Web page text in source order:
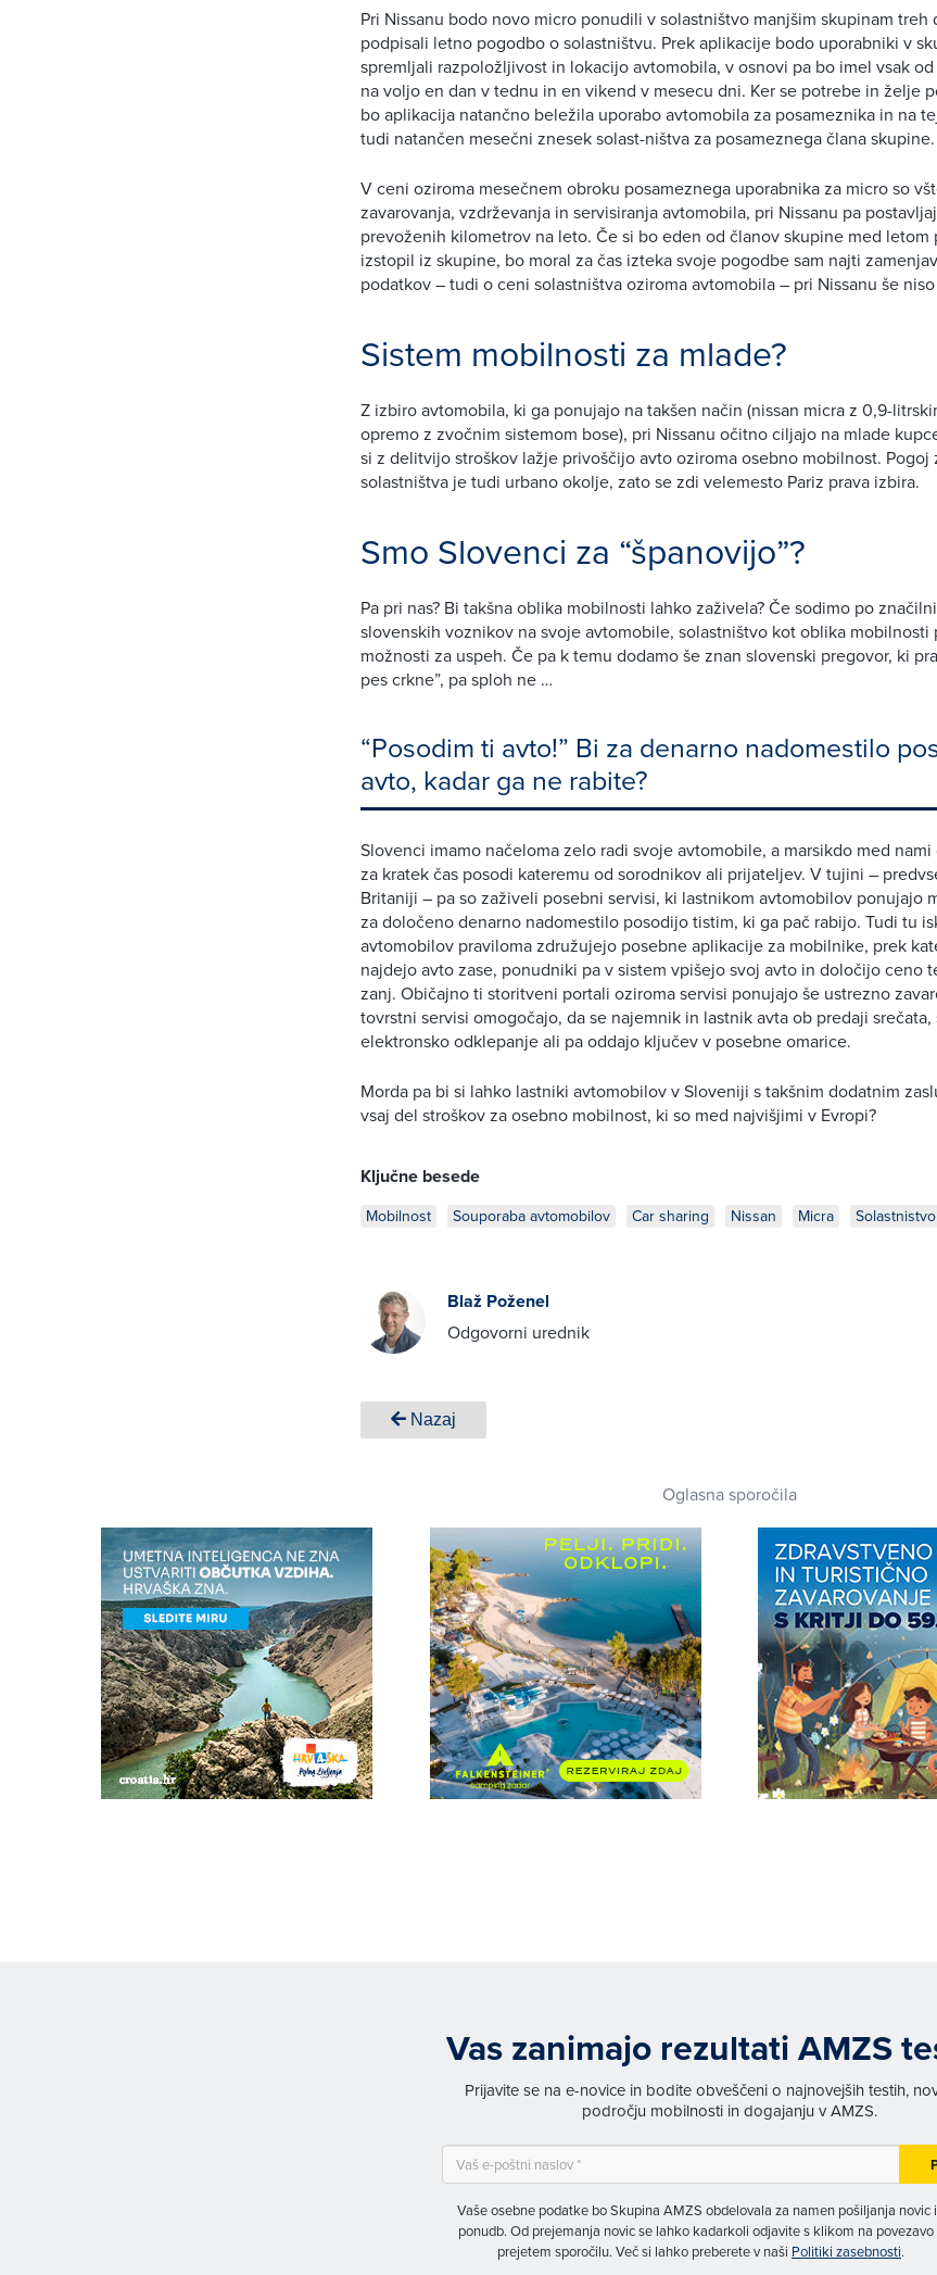
Pri Nissanu bodo novo micro ponudili v solastništvo manjšim skupinam
podpisali letno pogodbo o solastništvu. Prek aplikacije bodo uporabniki v
spremljali razpoložljivost in lokacijo avtomobila, v osnovi pa bo imel vsak
na voljo en dan v tednu in en vikend v mesecu dni. Ker se potrebe in želje
bo aplikacija natančno beležila uporabo avtomobila za posameznika in na
tudi natančen mesečni znesek solast-ništva za posameznega člana skupine.
V ceni oziroma mesečnem obroku posameznega uporabnika za micro so
zavarovanja, vzdrževanja in servisiranja avtomobila, pri Nissanu pa
prevoženih kilometrov na leto. Če si bo eden od članov skupine med letom
izstopil iz skupine, bo moral za čas izteka svoje pogodbe sam najti
podatkov – tudi o ceni solastništva oziroma avtomobila – pri Nissanu še
Sistem mobilnosti za mlade?
Z izbiro avtomobila, ki ga ponujajo na takšen način (nissan micra z 0,9-
opremo z zvočnim sistemom bose), pri Nissanu očitno ciljajo na mlade
si z delitvijo stroškov lažje privoščijo avto oziroma osebno mobilnost. Pogoj
solastništva je tudi urbano okolje, zato se zdi velemesto Pariz prava izbira.
Smo Slovenci za “španovijo”?
Pa pri nas? Bi takšna oblika mobilnosti lahko zaživela? Če sodimo po
slovenskih voznikov na svoje avtomobile, solastništvo kot oblika mobilnosti
možnosti za uspeh. Če pa k temu dodamo še znan slovenski pregovor, ki
pes crkne”, pa sploh ne …
“Posodim ti avto!” Bi za denarno nadomestilo
avto, kadar ga ne rabite?
Slovenci imamo načeloma zelo radi svoje avtomobile, a marsikdo med
za kratek čas posodi kateremu od sorodnikov ali prijateljev. V tujini –
Britaniji – pa so zaživeli posebni servisi, ki lastnikom avtomobilov ponujajo
za določeno denarno nadomestilo posodijo tistim, ki ga pač rabijo. Tudi tu
avtomobilov praviloma združujejo posebne aplikacije za mobilnike, prek
najdejo avto zase, ponudniki pa v sistem vpišejo svoj avto in določijo ceno
zanj. Običajno ti storitveni portali oziroma servisi ponujajo še ustrezno
tovrstni servisi omogočajo, da se najemnik in lastnik avta ob predaji
elektronsko odklepanje ali pa oddajo ključev v posebne omarice.
Morda pa bi si lahko lastniki avtomobilov v Sloveniji s takšnim dodatnim
vsaj del stroškov za osebno mobilnost, ki so med najvišjimi v Evropi?
Ključne besede
Mobilnost Souporaba avtomobilov Car sharing Nissan Micra Solastnistvo
Blaž Poženel
Odgovorni urednik
Nazaj
Oglasna sporočila
Vas zanimajo rezultati AMZS
Prijavite se na e-novice in bodite obveščeni o najnovejših testih,
področju mobilnosti in dogajanju v AMZS.
Vaše osebne podatke bo Skupina AMZS obdelovala za namen pošiljanja novic
ponudb. Od prejemanja novic se lahko kadarkoli odjavite s klikom na povezavo
prejetem sporočilu. Več si lahko preberete v naši Politiki zasebnosti.